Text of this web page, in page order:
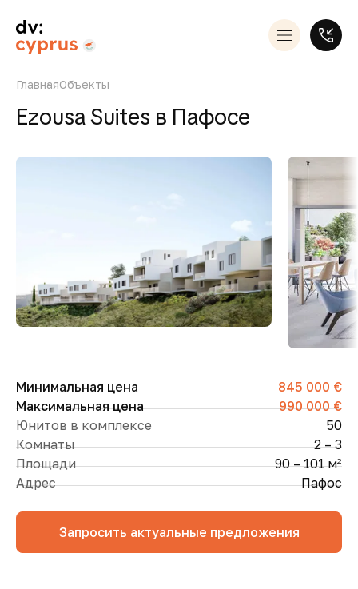
ГлавнаяОбъекты
Ezousa Suites в Пафосе
Минимальная цена
845 000 €
Максимальная цена
990 000 €
Юнитов в комплексе
50
Комнаты
2 – 3
Площади
90 – 101 м2
Адрес Пафос
Запросить актуальные предложения